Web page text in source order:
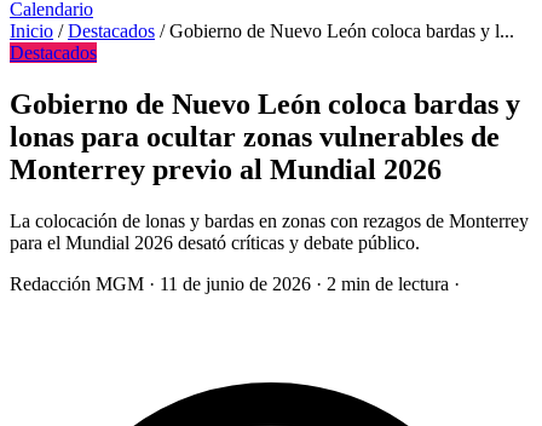
Calendario
Inicio / Destacados / Gobierno de Nuevo León coloca bardas y l...
Destacados
Gobierno de Nuevo León coloca bardas y
lonas para ocultar zonas vulnerables de
Monterrey previo al Mundial 2026
La colocación de lonas y bardas en zonas con rezagos de Monterrey
para el Mundial 2026 desató críticas y debate público.
Redacción MGM · 11 de junio de 2026 · 2 min de lectura ·